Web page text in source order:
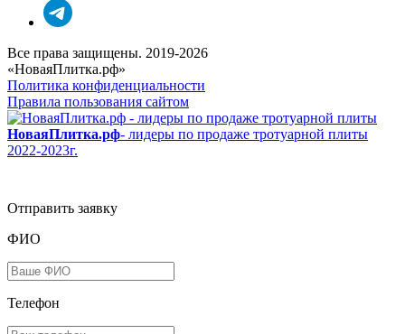
Все права защищены. 2019-2026
«НоваяПлитка.рф»
Политика конфиденциальности
Правила пользования сайтом
НоваяПлитка.рф- лидеры по продаже тротуарной плиты
2022-2023г.
Отправить заявку
ФИО
Телефон